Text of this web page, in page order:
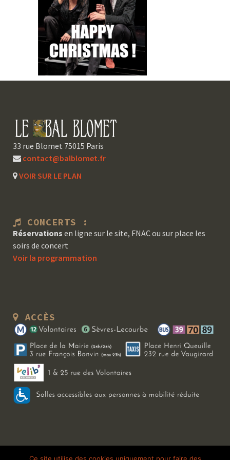
33 rue Blomet 75015 Paris
contact@balblomet.fr
VOIR SUR LE PLAN
CONCERTS :
Réservations en ligne sur le site, FNAC ou sur place les
soirs de concert
Voir la programmation
ACCÈS
Copyright 2026 Le Bal Blomet | Tous droits réservés | Mentions légales